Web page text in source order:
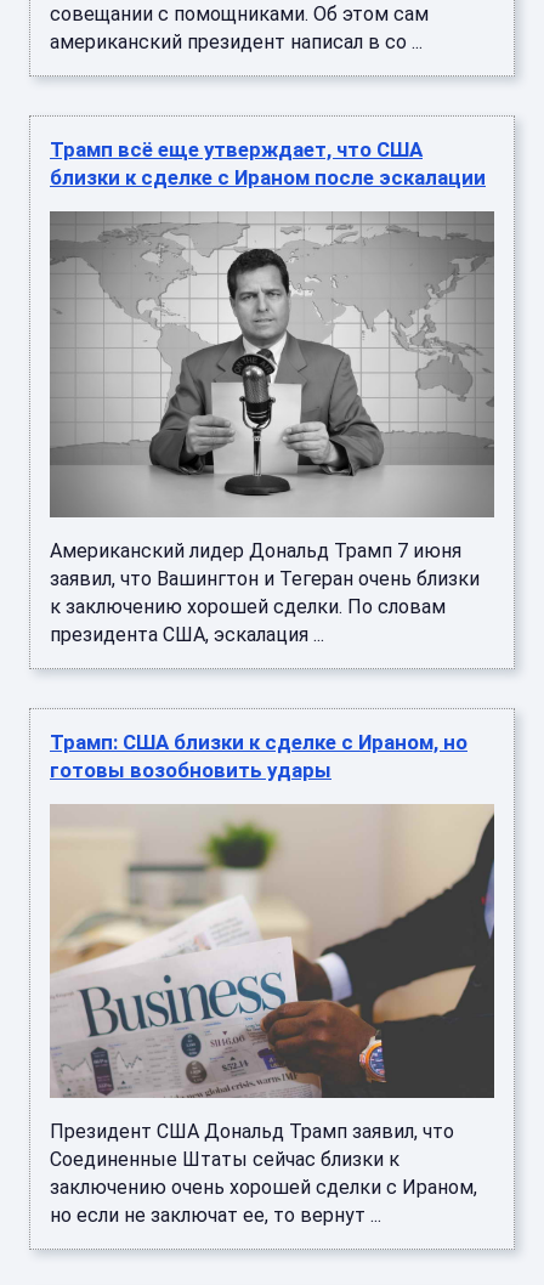
совещании с помощниками. Об этом сам
американский президент написал в со ...
Трамп всё еще утверждает, что США
близки к сделке с Ираном после эскалации
Американский лидер Дональд Трамп 7 июня
заявил, что Вашингтон и Тегеран очень близки
к заключению хорошей сделки. По словам
президента США, эскалация ...
Трамп: США близки к сделке с Ираном, но
готовы возобновить удары
Президент США Дональд Трамп заявил, что
Соединенные Штаты сейчас близки к
заключению очень хорошей сделки с Ираном,
но если не заключат ее, то вернут ...